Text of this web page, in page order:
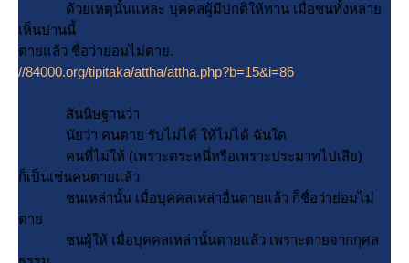
ด้วยเหตุนั้นแหละ บุคคลผู้มีปกติให้ทาน เมื่อชนทั้งหลา
เห็นปานนี้
ตายแล้ว ชื่อว่าย่อมไม่ตาย.
//84000.org/tipitaka/attha/attha.php?b=15&i=86
สันนิษฐานว่า
นัยว่า คนตาย รับไม่ได้ ให้ไม่ได้ ฉันใด
คนที่ไม่ให้ (เพราะตระหนี่หรือเพราะประมาทไปเสีย)
ก็เป็นเช่นคนตายแล้ว
ชนเหล่านั้น เมื่อบุคคลเหล่าอื่นตายแล้ว ก็ชื่อว่าย่อมไม่
ตา
ชนผู้ให้ เมื่อบุคคลเหล่านั้นตายแล้ว เพราะตายจากกุศล